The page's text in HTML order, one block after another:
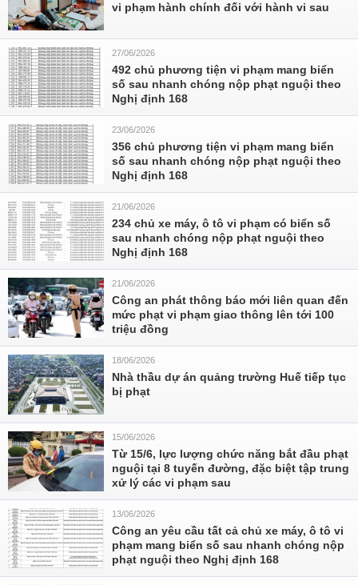
vi phạm hành chính đối với hành vi sau
27/06/2026
492 chủ phương tiện vi phạm mang biển
số sau nhanh chóng nộp phạt nguội theo
Nghị định 168
23/06/2026
356 chủ phương tiện vi phạm mang biển
số sau nhanh chóng nộp phạt nguội theo
Nghị định 168
21/06/2026
234 chủ xe máy, ô tô vi phạm có biển số
sau nhanh chóng nộp phạt nguội theo
Nghị định 168
21/06/2026
Công an phát thông báo mới liên quan đến
mức phạt vi phạm giao thông lên tới 100
triệu đồng
18/06/2026
Nhà thầu dự án quảng trường Huế tiếp tục
bị phạt
15/06/2026
Từ 15/6, lực lượng chức năng bắt đầu phạt
nguội tại 8 tuyến đường, đặc biệt tập trung
xử lý các vi phạm sau
13/06/2026
Công an yêu cầu tất cả chủ xe máy, ô tô vi
phạm mang biển số sau nhanh chóng nộp
phạt nguội theo Nghị định 168